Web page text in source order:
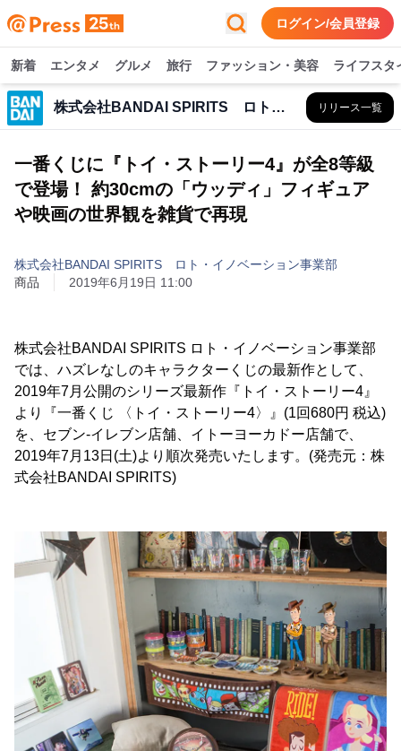
ログイン/会員登録
新着 エンタメ グルメ 旅行 ファッション・美容 ライフスタ
株式会社BANDAI SPIRITS ロト・イノベーション事業部 リリース一覧
一番くじに『トイ・ストーリー4』が全8等級
で登場！ 約30cmの「ウッディ」フィギュア
や映画の世界観を雑貨で再現
株式会社BANDAI SPIRITS ロト・イノベーション事業部
商品
2019年6月19日 11:00
株式会社BANDAI SPIRITS ロト・イノベーション事業部
では、ハズレなしのキャラクターくじの最新作として、
2019年7月公開のシリーズ最新作『トイ・ストーリー4』
より『一番くじ 〈トイ・ストーリー4〉』(1回680円 税込)
を、セブン-イレブン店舗、イトーヨーカドー店舗で、
2019年7月13日(土)より順次発売いたします。(発売元：株
式会社BANDAI SPIRITS)